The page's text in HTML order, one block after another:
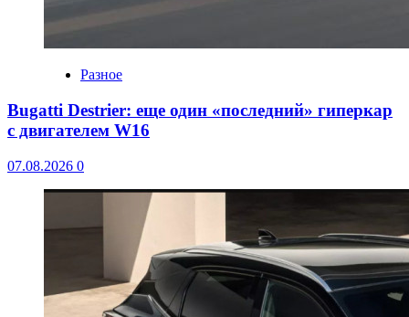
Разное
Bugatti Destrier: еще один «последний» гиперкар
с двигателем W16
07.08.2026 0